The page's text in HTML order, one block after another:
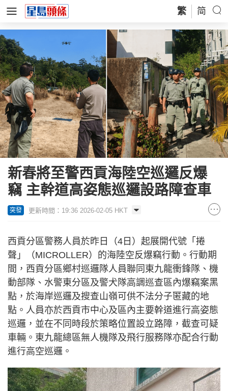
繁 简
新春將至警西貢海陸空巡邏反爆
竊 主幹道高姿態巡邏設路障查車
突發 更新時間：19:36 2026-02-05 HKT
西貢分區警務人員於昨日（4日）起展開代號「捲
聲」（MICROLLER）的海陸空反爆竊行動。行動期
間，西貢分區鄉村巡邏隊人員聯同東九龍衝鋒隊、機
動部隊、水警東分區及警犬隊高調巡查區內爆竊案黑
點，於海岸巡邏及搜查山嶺可供不法分子匿藏的地
點。人員亦於西貢市中心及區內主要幹道進行高姿態
巡邏，並在不同時段於策略位置設立路障，截查可疑
車輛。東九龍總區無人機隊及飛行服務隊亦配合行動
進行高空巡邏。